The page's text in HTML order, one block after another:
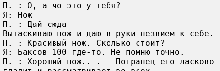
П. : О, а чо это у тебя?
Я: Нож
П. : Дай сюда
Вытаскиваю нож и даю в руки лезвием к себе.
П. : Красивый нож. Сколько стоит?
Я: Баксов 100 где-то. Не помню точно.
П. : Хороший нож.. . — Погранец его ласково